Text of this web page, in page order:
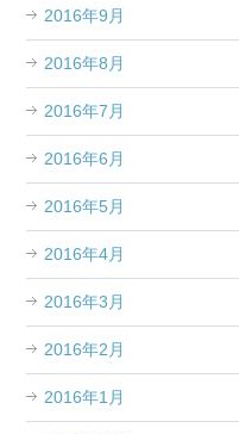
2016年9月
2016年8月
2016年7月
2016年6月
2016年5月
2016年4月
2016年3月
2016年2月
2016年1月